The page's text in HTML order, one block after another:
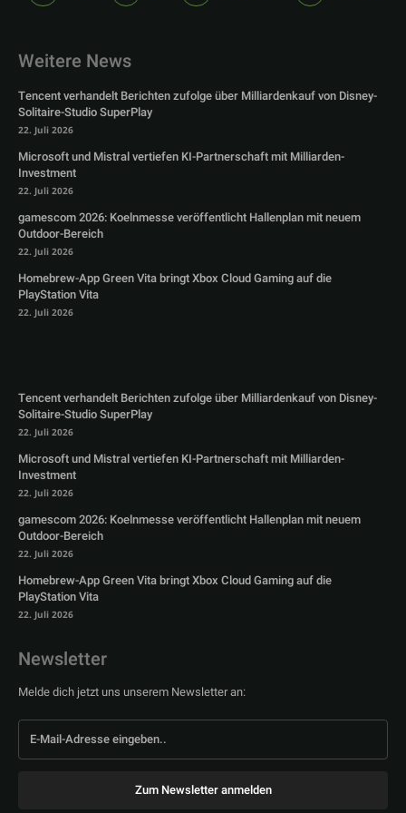
Weitere News
Tencent verhandelt Berichten zufolge über Milliardenkauf von Disney-
Solitaire-Studio SuperPlay
22. Juli 2026
Microsoft und Mistral vertiefen KI-Partnerschaft mit Milliarden-
Investment
22. Juli 2026
gamescom 2026: Koelnmesse veröffentlicht Hallenplan mit neuem
Outdoor-Bereich
22. Juli 2026
Homebrew-App Green Vita bringt Xbox Cloud Gaming auf die
PlayStation Vita
22. Juli 2026
Tencent verhandelt Berichten zufolge über Milliardenkauf von Disney-
Solitaire-Studio SuperPlay
22. Juli 2026
Microsoft und Mistral vertiefen KI-Partnerschaft mit Milliarden-
Investment
22. Juli 2026
gamescom 2026: Koelnmesse veröffentlicht Hallenplan mit neuem
Outdoor-Bereich
22. Juli 2026
Homebrew-App Green Vita bringt Xbox Cloud Gaming auf die
PlayStation Vita
22. Juli 2026
Newsletter
Melde dich jetzt uns unserem Newsletter an:
Zum Newsletter anmelden